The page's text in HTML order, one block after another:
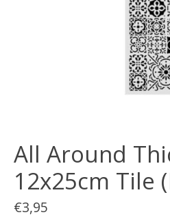
All Around
12x25cm Tile
€3,95